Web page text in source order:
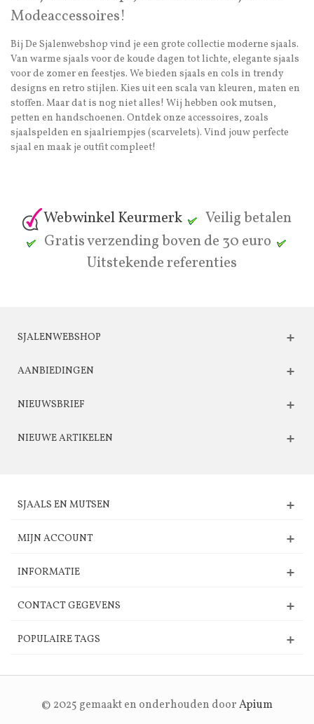
Modeaccessoires!
Bij De Sjalenwebshop vind je een grote collectie moderne sjaals.
Van warme sjaals voor de koude dagen tot lichte, elegante sjaals
voor de zomer en feestjes. We bieden sjaals en cols in trendy
designs en retro stijlen. Kies uit een scala van kleuren, maten en
stoffen. Maar dat is nog niet alles! Wij hebben ook mutsen,
petten en handschoenen. Ontdek onze accessoires, zoals
sjaalspelden en sjaalriempjes (scarvelets). Vind jouw perfecte
sjaal en maak je outfit compleet!
Webwinkel Keurmerk
Veilig betalen
Gratis verzending boven de 30 euro
Uitstekende referenties
SJALENWEBSHOP
AANBIEDINGEN
NIEUWSBRIEF
NIEUWE ARTIKELEN
SJAALS EN MUTSEN
MIJN ACCOUNT
INFORMATIE
CONTACT GEGEVENS
POPULAIRE TAGS
© 2025 gemaakt en onderhouden doorApium